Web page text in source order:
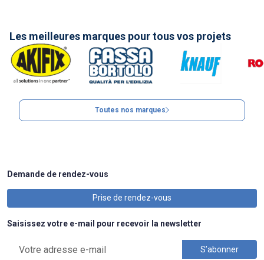
Les meilleures marques pour tous vos projets
Toutes nos marques
Demande de rendez-vous
Prise de rendez-vous
Saisissez votre e-mail pour recevoir la newsletter